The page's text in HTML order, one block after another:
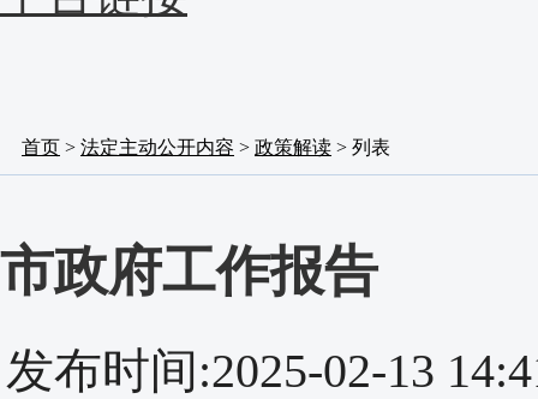
首页 > 法定主动公开内容 > 政策解读 > 列表
市政府工作报告
发布时间:2025-02-13